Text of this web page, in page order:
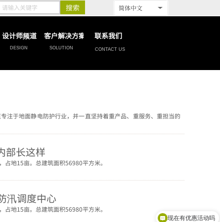
搜索
CONTACT US
SOLUTION
DESIGN
设计师频道 客户解决方案 联系我们
注于地面静电防护行业，并一直坚持着重产品、重服务、重担当的
部长这样
地15亩。总建筑面积56980平方米。
汛调度中心
地15亩。总建筑面积56980平方米。
简体中文
现在有优惠活动吗